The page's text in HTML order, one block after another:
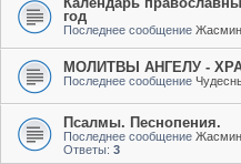
год
Последнее сообщение Жасмин
МОЛИТВЫ АНГЕЛУ -
Последнее сообщение
Псалмы. Песнопения.
Последнее сообщение Жасмин
Ответы: 3